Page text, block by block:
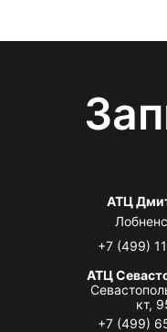
АТЦ
+7 (499)
АТЦ
кт,
+7 (499)